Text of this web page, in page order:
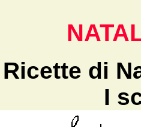
Ricette di
I